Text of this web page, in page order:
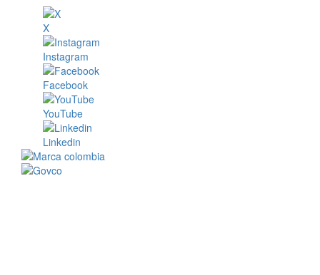
X
Instagram
Facebook
YouTube
Linkedin